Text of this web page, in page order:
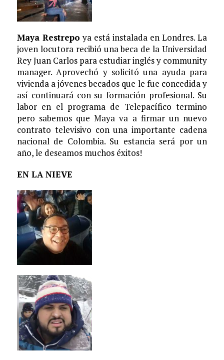
Maya Restrepo ya está instalada en Londres. La
joven locutora recibió una beca de la Universidad
Rey Juan Carlos para estudiar inglés y community
manager. Aprovechó y solicitó una ayuda para
vivienda a jóvenes becados que le fue concedida y
así continuará con su formación profesional. Su
labor en el programa de Telepacífico termino
pero sabemos que Maya va a firmar un nuevo
contrato televisivo con una importante cadena
nacional de Colombia. Su estancia será por un
año, le deseamos muchos éxitos!
EN LA NIEVE